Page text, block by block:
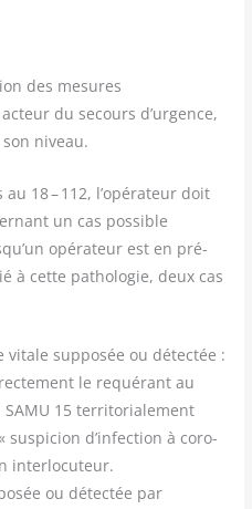
des mesures
du secours d’urgence,
niveau.
18 – 112, l’opérateur doit
un cas pos­sible
opé­ra­teur est en pré­
à cette patho­lo­gie, deux cas
vitale sup­po­sée ou détec­tée :
le requé­rant au
15 ter­ri­to­ria­le­ment
sus­pi­cion d’infection à coro­
interlocuteur.
ou détec­tée par